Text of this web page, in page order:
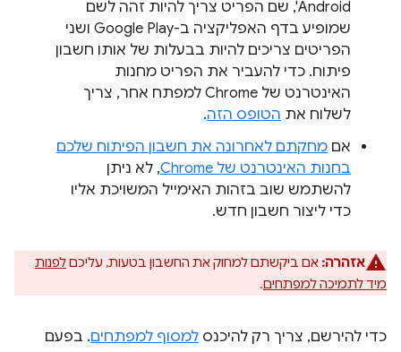
Android', שם הפריט צריך להיות זהה לשם
שמופיע בדף האפליקציה ב-Google Play ושני
הפריטים צריכים להיות בבעלות של אותו חשבון
פיתוח. כדי להעביר את הפריט מחנות
האינטרנט של Chrome למפתח אחר, צריך
לשלוח את הטופס הזה.
אם מחקתם לאחרונה את חשבון הפיתוח שלכם
בחנות האינטרנט של Chrome
, לא ניתן
להשתמש שוב בזהות האימייל המשויכת אליו
כדי ליצור חשבון חדש.
אזהרה: אם ביקשתם למחוק את החשבון בטעות, עליכםלפנות
מיד לתמיכה למפתחים.
כדי להירשם, צריך רק להיכנס למסוף למפתחים. בפעם